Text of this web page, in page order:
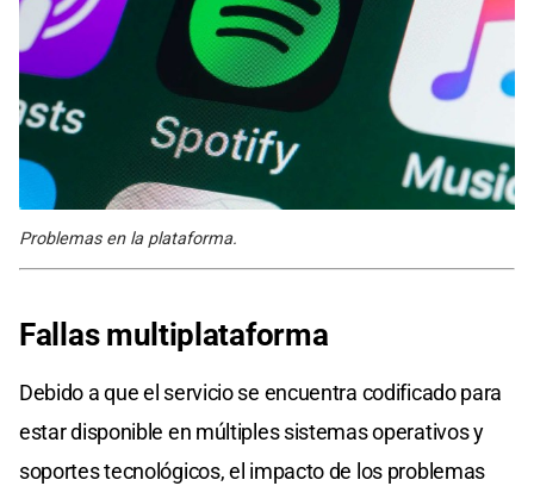
Problemas en la plataforma.
Fallas multiplataforma
Debido a que el servicio se encuentra codificado para
estar disponible en múltiples sistemas operativos y
soportes tecnológicos, el impacto de los problemas